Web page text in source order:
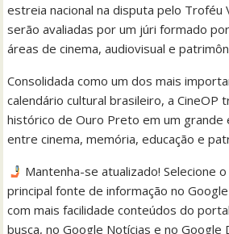
estreia nacional na disputa pelo Troféu
serão avaliadas por um júri formado
áreas de cinema, audiovisual e
Consolidada como um dos mais
calendário cultural brasileiro, a CineOP
histórico de Ouro Preto em um grande
entre cinema, memória, educação e
Mantenha-se atualizado! Selecione
principal fonte de informação no
com mais facilidade conteúdos do
busca, no Google Notícias e no Google